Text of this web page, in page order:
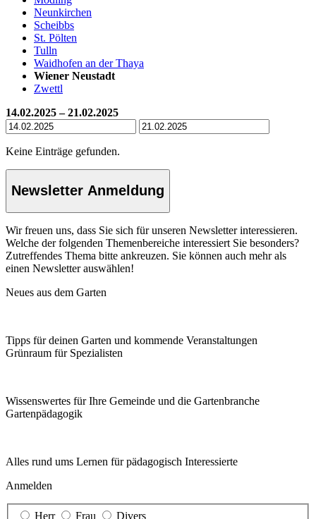
Neunkirchen
Scheibbs
St. Pölten
Tulln
Waidhofen an der Thaya
Wiener Neustadt
Zwettl
14.02.2025 – 21.02.2025
Keine Einträge gefunden.
Newsletter Anmeldung
Wir freuen uns, dass Sie sich für unseren Newsletter interessieren.
Welche der folgenden Themenbereiche interessiert Sie besonders?
Zutreffendes Thema bitte ankreuzen. Sie können auch mehr als
einen Newsletter auswählen!
Neues aus dem Garten
Tipps für deinen Garten und kommende Veranstaltungen
Grünraum für Spezialisten
Wissenswertes für Ihre Gemeinde und die Gartenbranche
Garten­pädagogik
Alles rund ums Lernen für pädagogisch Interessierte
Anmelden
Herr Frau Divers